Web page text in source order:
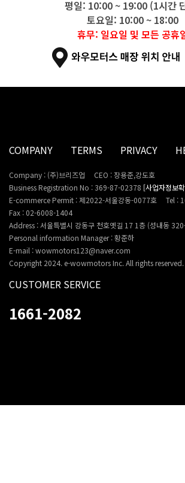
평일: 10:00 ~ 19:00 (1시간
토요일: 10:00 ~ 18:00
휴무: 일요일 및 모든 공휴
COMPANY TERMS PRIVACY
Company : (주)브리즈업
CEO : 장용준,강도호
Business Registration No : 369-87-02378 [사업자정보
E-commerce Permit : 제2022-서울강동-0077호
Tel :
Fax : 02-6008-1404
Address : 서울특별시 강동구 천호옛길 17 1층 (성내동
Personal information Manager : 황준하
E-mail : wowmotors123@naver.com
Copyright 2024. e-wowmotors Inc. All rights reserved.
CUSTOMER SERVICE
1661-2082